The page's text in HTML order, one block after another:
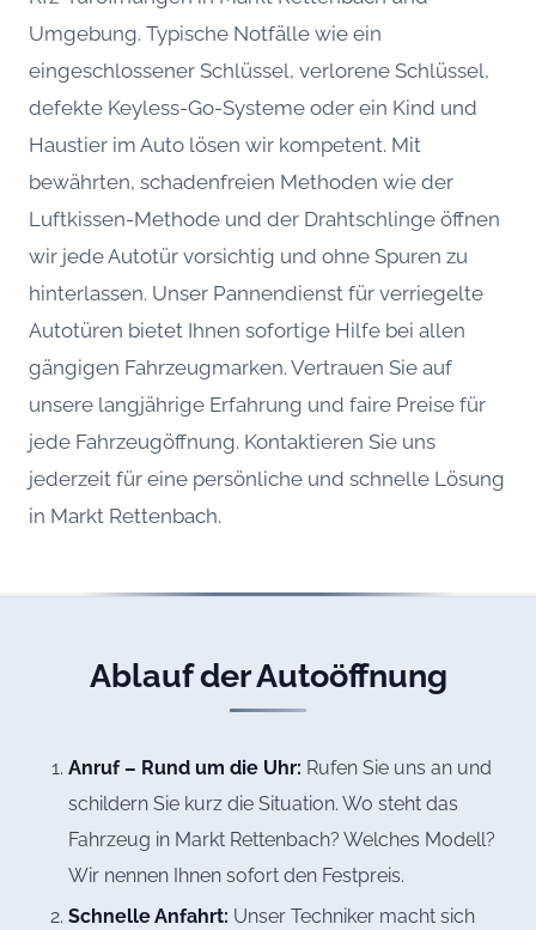
Umgebung. Typische Notfälle wie ein
eingeschlossener Schlüssel, verlorene Schlüssel,
defekte Keyless-Go-Systeme oder ein Kind und
Haustier im Auto lösen wir kompetent. Mit
bewährten, schadenfreien Methoden wie der
Luftkissen-Methode und der Drahtschlinge öffnen
wir jede Autotür vorsichtig und ohne Spuren zu
hinterlassen. Unser Pannendienst für verriegelte
Autotüren bietet Ihnen sofortige Hilfe bei allen
gängigen Fahrzeugmarken. Vertrauen Sie auf
unsere langjährige Erfahrung und faire Preise für
jede Fahrzeugöffnung. Kontaktieren Sie uns
jederzeit für eine persönliche und schnelle Lösung
in Markt Rettenbach.
Ablauf der Autoöffnung
Anruf – Rund um die Uhr: Rufen Sie uns an und
schildern Sie kurz die Situation. Wo steht das
Fahrzeug in Markt Rettenbach? Welches Modell?
Wir nennen Ihnen sofort den Festpreis.
Schnelle Anfahrt: Unser Techniker macht sich